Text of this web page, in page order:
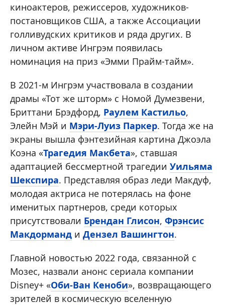
киноактеров, режиссеров, художников-
постановщиков США, а также Ассоциации
голливудских критиков и ряда других. В
личном активе Ингрэм появилась
номинация на приз «Эмми Прайм-тайм».
В 2021-м Ингрэм участвовала в создании
драмы «Тот же шторм» с Номой Думезвени,
Бриттани Брэдфорд, Раулем Кастильо,
Элейн Мэй и Мэри-Луиз Паркер. Тогда же на
экраны вышла фэнтезийная картина Джоэла
Коэна «Трагедия Макбета», ставшая
адаптацией бессмертной трагедии Уильяма
Шекспира. Представляя образ леди Макдуф,
молодая актриса не потерялась на фоне
именитых партнеров, среди которых
присутствовали Брендан Глисон, Фрэнсис
Макдорманд и Дензел Вашингтон.
Главной новостью 2022 года, связанной с
Мозес, назвали анонс сериала компании
Disney+ «Оби-Ван Кеноби», возвращающего
зрителей в космическую вселенную